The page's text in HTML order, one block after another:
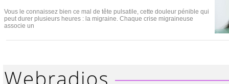
Vous le connaissez bien ce mal de tête pulsatile, cette douleur pénible qui
peut durer plusieurs heures : la migraine. Chaque crise migraineuse
associe un